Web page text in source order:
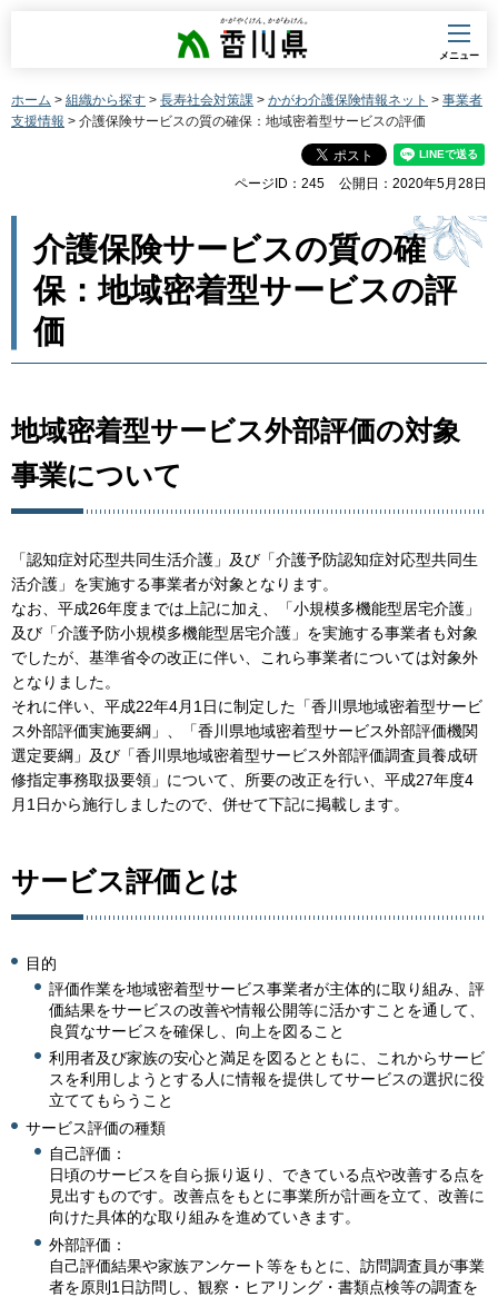
香川県
メニュー
ホーム > 組織から探す > 長寿社会対策課 > かがわ介護保険情報ネット > 事業者
支援情報 > 介護保険サービスの質の確保：地域密着型サービスの評価
ページID：245 公開日：2020年5月28日
介護保険サービスの質の確
保：地域密着型サービスの評
価
地域密着型サービス外部評価の対象
事業について
「認知症対応型共同生活介護」及び「介護予防認知症対応型共同生
活介護」を実施する事業者が対象となります。
なお、平成26年度までは上記に加え、「小規模多機能型居宅介護」
及び「介護予防小規模多機能型居宅介護」を実施する事業者も対象
でしたが、基準省令の改正に伴い、これら事業者については対象外
となりました。
それに伴い、平成22年4月1日に制定した「香川県地域密着型サービ
ス外部評価実施要綱」、「香川県地域密着型サービス外部評価機関
選定要綱」及び「香川県地域密着型サービス外部評価調査員養成研
修指定事務取扱要領」について、所要の改正を行い、平成27年度4
月1日から施行しましたので、併せて下記に掲載します。
サービス評価とは
目的
評価作業を地域密着型サービス事業者が主体的に取り組み、評
価結果をサービスの改善や情報公開等に活かすことを通して、
良質なサービスを確保し、向上を図ること
利用者及び家族の安心と満足を図るとともに、これからサービ
スを利用しようとする人に情報を提供してサービスの選択に役
立ててもらうこと
サービス評価の種類
自己評価：
日頃のサービスを自ら振り返り、できている点や改善する点を
見出すものです。改善点をもとに事業所が計画を立て、改善に
向けた具体的な取り組みを進めていきます。
外部評価：
自己評価結果や家族アンケート等をもとに、訪問調査員が事業
者を原則1日訪問し、観察・ヒアリング・書類点検等の調査を